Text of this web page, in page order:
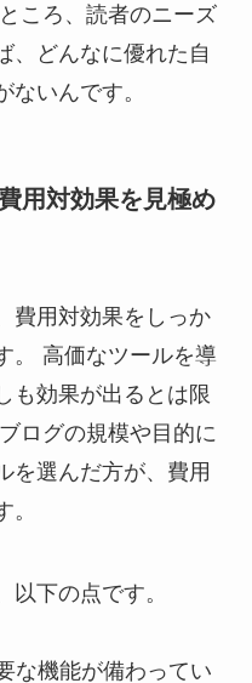
ころ、読者のニーズ
、どんなに優れた自
いんです。
用対効果を見極め
費用対効果をしっか
。 高価なツールを導
も効果が出るとは限
ログの規模や目的に
を選んだ方が、費用
下の点です。
な機能が備わってい